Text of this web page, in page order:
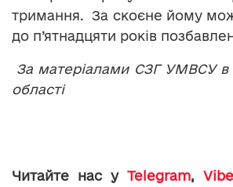
тримання. За скоєне йому
до п’ятнадцяти років
За матеріалами СЗГ УМВСУ в
області
Читайте нас у Telegram,